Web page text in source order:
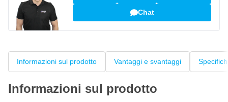
Chat
Informazioni sul prodotto Vantaggi e svantaggi
Informazioni sul prodotto